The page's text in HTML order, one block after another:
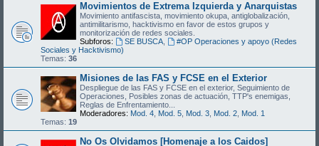
Movimientos de Extrema Izquierda y Anarquistas
Movimiento antifascista, movimiento okupa, antiglobalización,
antimilitarismo, hacktivismo en favor de estos grupos y
monitorización de redes sociales.
Subforos:
SE BUSCA,
#OP Operaciones y apoyo (Redes
Sociales y Hacktivismo)
Temas: 36
Misiones de las FAS y FCSE en el Exterior
Despliegue de las FAS y FCSE en el exterior, Seguimiento de
Operaciones, Posibles zonas de actuación, TTP's enemigas,
Reglas de Enfrentamiento...
Moderadores: Mod. 4 Mod. 5 Mod. 3 Mod. 2 Mod. 1
Temas: 19
No Os Olvidamos [Homenaje a los Caidos]